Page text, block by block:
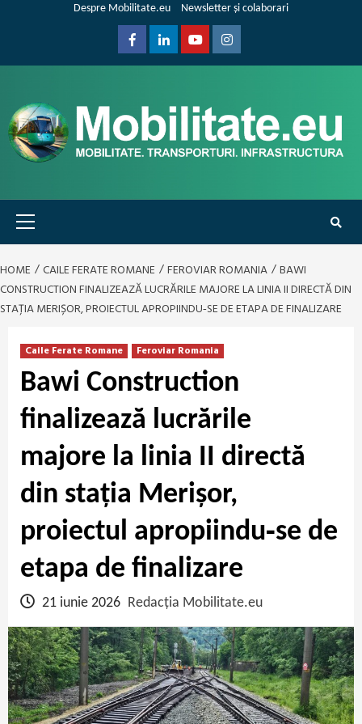
Despre Mobilitate.eu Newsletter și colaborari
FacebookLinkedinYoutubeInstagram
Primary
Menu
HOME CAILE FERATE ROMANE FEROVIAR ROMANIA
BAWI
CONSTRUCTION FINALIZEAZĂ LUCRĂRILE MAJORE LA LINIA II DIRECTĂ DIN
STAȚIA MERIȘOR, PROIECTUL APROPIINDU‑SE DE ETAPA DE FINALIZARE
Caile Ferate Romane Feroviar Romania
Bawi Construction
finalizează lucrările
majore la linia II directă
din stația Merișor,
proiectul apropiindu‑se de
etapa de finalizare
21 iunie 2026 Redacția Mobilitate.eu